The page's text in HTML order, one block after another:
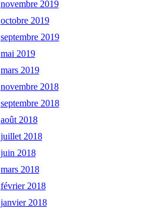
novembre 2019
octobre 2019
septembre 2019
mai 2019
mars 2019
novembre 2018
septembre 2018
août 2018
juillet 2018
juin 2018
mars 2018
février 2018
janvier 2018